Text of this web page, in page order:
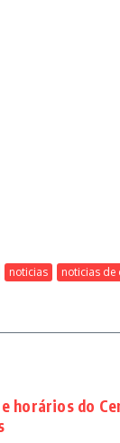
noticias noticias de
horários do